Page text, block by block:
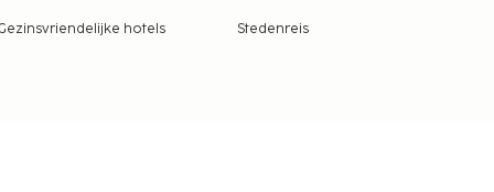
hotels Stedenreis